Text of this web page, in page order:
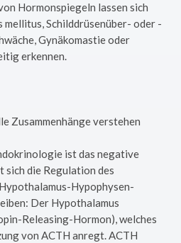
Hormonspiegeln lassen sich
Schilddrüsenüber- oder -
Gynäkomastie oder
erkennen.
Zusammenhänge verstehen
ist das negative
sich die Regulation des
Hypophysen-
Der Hypothalamus
Releasing-Hormon), welches
von ACTH anregt. ACTH